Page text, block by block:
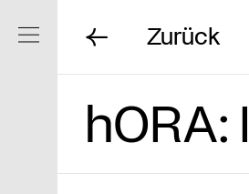
Zurück